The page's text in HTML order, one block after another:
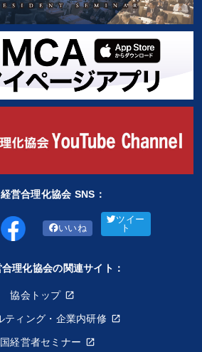
営合理化協会 SNS：
いいね
ツイー
ト
合理化協会の関連サイト：
協会トップ
ティング・企業内研修
経営者セミナー